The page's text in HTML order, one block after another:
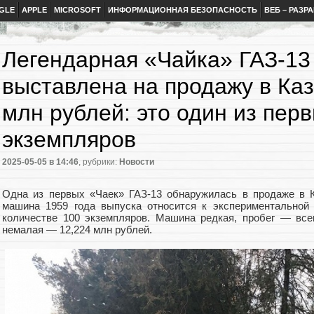
APPLE MICROSOFT ИНФОРМАЦИОННАЯ БЕЗОПАСНОСТЬ ВЕБ –
Легендарная «Чайка» ГАЗ-
выставлена на продажу в
млн рублей: это один из
экземпляров
2025-05-05 в 14:46, рубрики: Новости
Одна из первых «Чаек» ГАЗ-13 обнаружилась в продаже в
машина 1959 года выпуска относится к
количестве 100 экземпляров. Машина редкая, пробег —
немалая — 12,224 млн рублей.